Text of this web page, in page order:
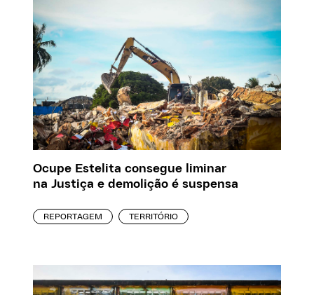
Ocupe Estelita consegue liminar
na Justiça e demolição é suspensa
REPORTAGEM TERRITÓRIO